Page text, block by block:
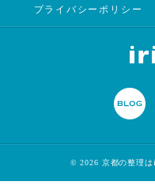
プライバシーポリシー
© 2026 京都の整理